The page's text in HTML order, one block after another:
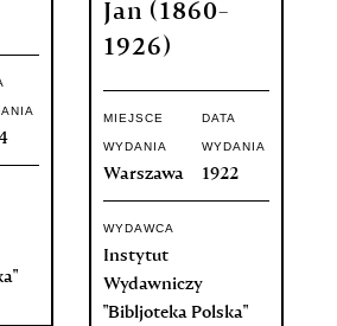
Jan (1860-
1926)
MIEJSCE
WYDANIA
Warszawa
DATA
WYDANIA
1922
WYDAWCA
Instytut
Wydawniczy
"Bibljoteka Polska"